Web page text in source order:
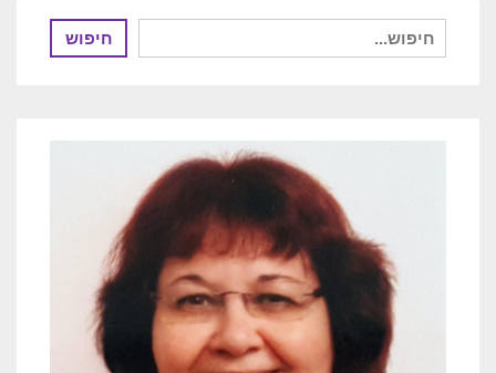
חיפוש
עבור:
חיפוש